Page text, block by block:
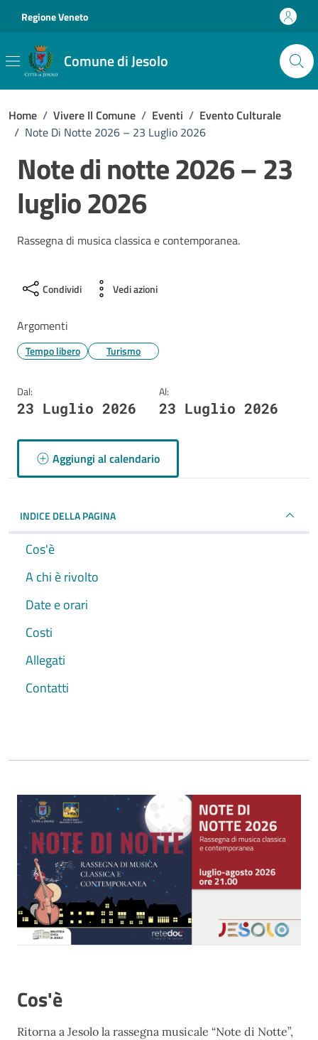
Regione Veneto
Comune di Jesolo
Home / Vivere Il Comune / Eventi / Evento Culturale
/ Note Di Notte 2026 – 23 Luglio 2026
Note di notte 2026 – 23
luglio 2026
Rassegna di musica classica e contemporanea.
Condividi Vedi azioni
Argomenti
Tempo libero Turismo
Dal:
23 Luglio 2026
Al:
23 Luglio 2026
Aggiungi al calendario
INDICE DELLA PAGINA
Cos'è
A chi è rivolto
Date e orari
Costi
Allegati
Contatti
Cos'è
Ritorna a Jesolo la rassegna musicale “Note di Notte”,